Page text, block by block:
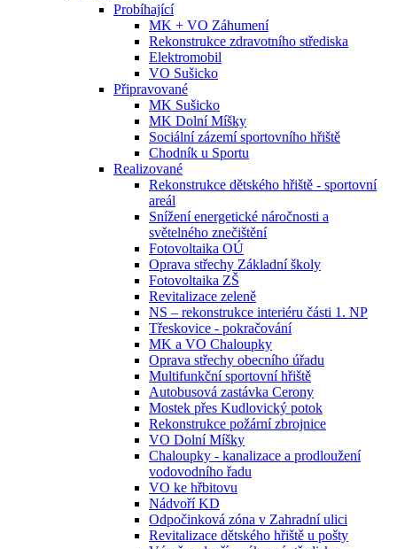
Probíhající
MK + VO Záhumení
Rekonstrukce zdravotního střediska
Elektromobil
VO Sušicko
Připravované
MK Sušicko
MK Dolní Míšky
Sociální zázemí sportovního hřiště
Chodník u Sportu
Realizované
Rekonstrukce dětského hřiště - sportovní
areál
Snížení energetické náročnosti a
světelného znečištění
Fotovoltaika OÚ
Oprava střechy Základní školy
Fotovoltaika ZŠ
Revitalizace zeleně
NS – rekonstrukce interiéru části 1. NP
Třeskovice - pokračování
MK a VO Chaloupky
Oprava střechy obecního úřadu
Multifunkční sportovní hřiště
Autobusová zastávka Cerony
Mostek přes Kudlovický potok
Rekonstrukce požární zbrojnice
VO Dolní Míšky
Chaloupky - kanalizace a prodloužení
vodovodního řadu
VO ke hřbitovu
Nádvoří KD
Odpočinková zóna v Zahradní ulici
Revitalizace dětského hřiště u pošty